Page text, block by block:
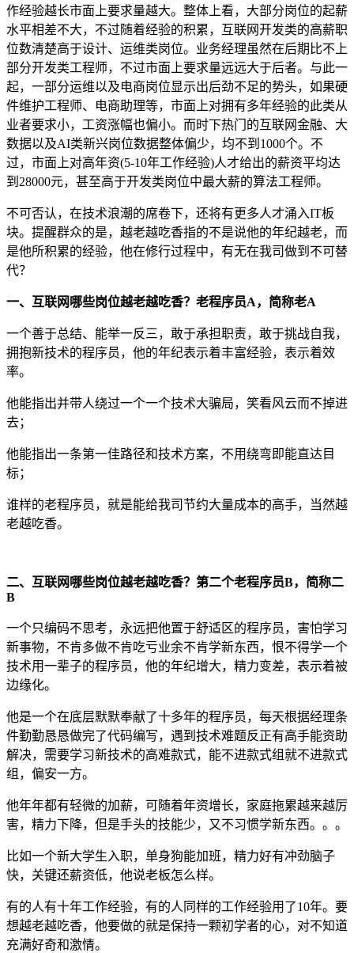
作经验越长市面上要求量越大。整体上看，大部分岗位的起薪
水平相差不大，不过随着经验的积累，互联网开发类的高薪职
位数清楚高于设计、运维类岗位。业务经理虽然在后期比不上
部分开发类工程师，不过市面上要求量远远大于后者。与此一
起，一部分运维以及电商岗位显示出后劲不足的势头，如果硬
件维护工程师、电商助理等，市面上对拥有多年经验的此类从
业者要求小，工资涨幅也偏小。而时下热门的互联网金融、大
数据以及AI类新兴岗位数据整体偏少，均不到1000个。不
过，市面上对高年资(5-10年工作经验)人才给出的薪资平均达
到28000元，甚至高于开发类岗位中最大薪的算法工程师。
不可否认，在技术浪潮的席卷下，还将有更多人才涌入IT板
块。提醒群众的是，越老越吃香指的不是说他的年纪越老，而
是他所积累的经验，他在修行过程中，有无在我司做到不可替
代？
一、互联网哪些岗位越老越吃香？老程序员A，简称老A
一个善于总结、能举一反三，敢于承担职责，敢于挑战自我，
拥抱新技术的程序员，他的年纪表示着丰富经验，表示着效
率。
他能指出并带人绕过一个一个技术大骗局，笑看风云而不掉进
去；
他能指出一条第一佳路径和技术方案，不用绕弯即能直达目
标；
谁样的老程序员，就是能给我司节约大量成本的高手，当然越
老越吃香。
二、互联网哪些岗位越老越吃香？第二个老程序员B，简称二
B
一个只编码不思考，永远把他置于舒适区的程序员，害怕学习
新事物，不肯多做不肯吃亏业余不肯学新东西，恨不得学一个
技术用一辈子的程序员，他的年纪增大，精力变差，表示着被
边缘化。
他是一个在底层默默奉献了十多年的程序员，每天根据经理条
件勤勤恳恳做完了代码编写，遇到技术难题反正有高手能资助
解决，需要学习新技术的高难款式，能不进款式组就不进款式
组，偏安一方。
他年年都有轻微的加薪，可随着年资增长，家庭拖累越来越厉
害，精力下降，但是手头的技能少，又不习惯学新东西。。。
比如一个新大学生入职，单身狗能加班，精力好有冲劲脑子
快，关键还薪资低，他说老板怎么样。
有的人有十年工作经验，有的人同样的工作经验用了10年。要
想越老越吃香，他要做的就是保持一颗初学者的心，对不知道
充满好奇和激情。